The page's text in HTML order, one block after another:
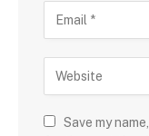
Save my